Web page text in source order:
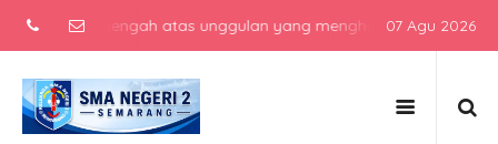
menengah atas unggulan yang menghasilkan lulusan
07 Agu 2026